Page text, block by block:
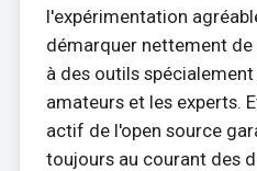
l'expérimentation
démarquer nettement
à des outils
amateurs et les experts.
actif de l'open source
toujours au courant des